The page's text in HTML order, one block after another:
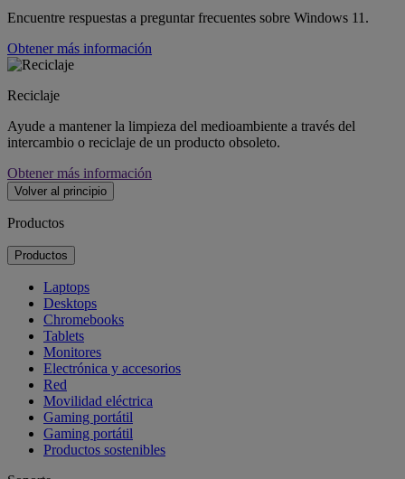
Encuentre respuestas a preguntar frecuentes sobre Windows 11.
Obtener más información
Reciclaje
Ayude a mantener la limpieza del medioambiente a través del
intercambio o reciclaje de un producto obsoleto.
Obtener más información
Volver al principio
Productos
Productos
Laptops
Desktops
Chromebooks
Tablets
Monitores
Electrónica y accesorios
Red
Movilidad eléctrica
Gaming portátil
Gaming portátil
Productos sostenibles